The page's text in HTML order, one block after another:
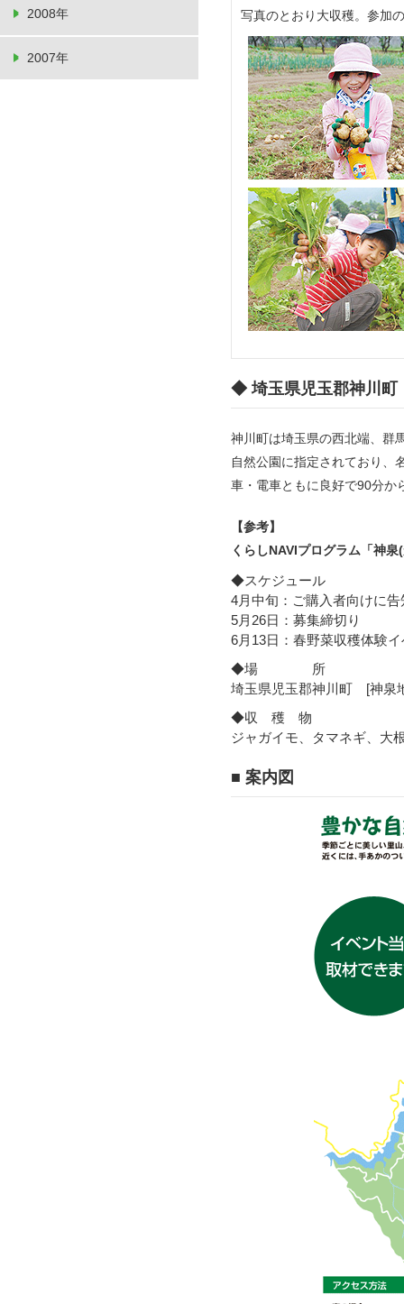
2008年
2007年
写真のとおり大収穫。参加
◆ 埼玉県児玉郡神川町
神川町は埼玉県の西北端、群
自然公園に指定されており、
車・電車ともに良好で90分か
【参考】
くらしNAVIプログラム「神
◆スケジュール
4月中旬：ご購入者向けに
5月26日：募集締切り
6月13日：春野菜収穫体験
◆場 所
埼玉県児玉郡神川町 [神泉
◆収 穫 物
ジャガイモ、タマネギ、大
■ 案内図